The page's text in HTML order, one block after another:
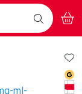
BAIXE
O APP
BUSCAR